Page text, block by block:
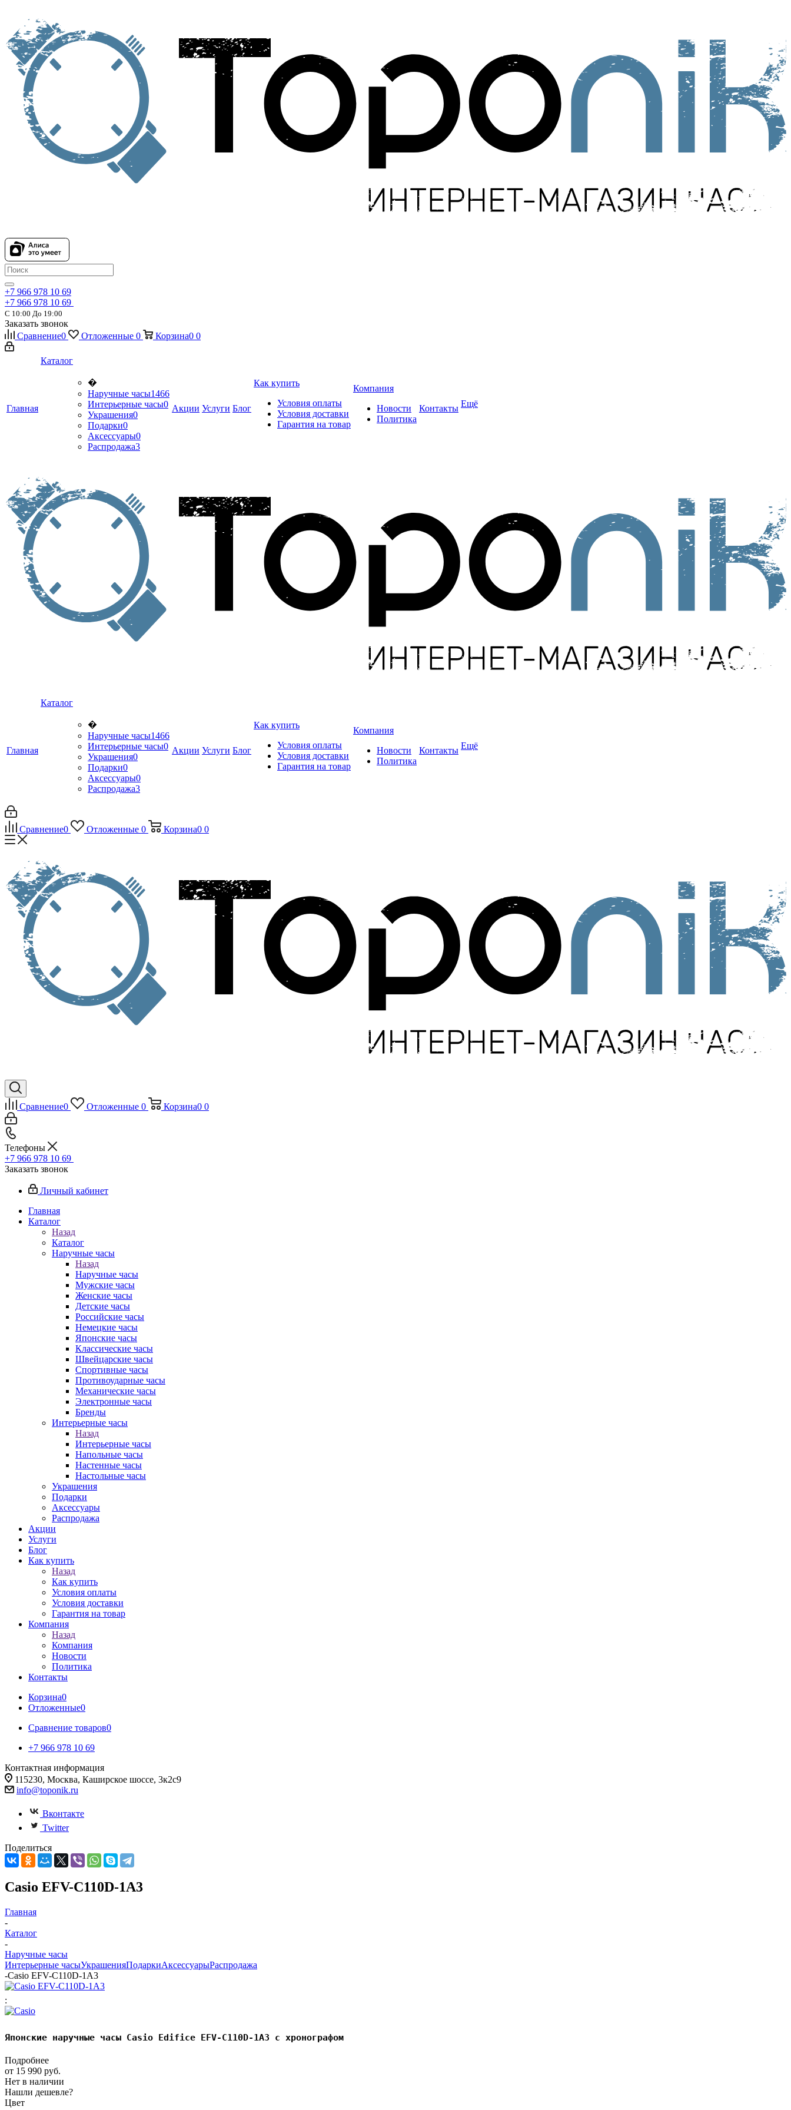
+7 966 978 10 69
+7 966 978 10 69
С 10:00 До 19:00
Заказать звонок
Сравнение0 Отложенные 0 Корзина0 0
Главная
Каталог
�
Наручные часы1466
Интерьерные часы0
Украшения0
Подарки0
Аксессуары0
Распродажа3
Акции Услуги Блог
Как купить
Условия оплаты
Условия доставки
Гарантия на товар
Компания
Новости
Политика
Контакты Ещё
Главная
Каталог
�
Наручные часы1466
Интерьерные часы0
Украшения0
Подарки0
Аксессуары0
Распродажа3
Акции Услуги Блог
Как купить
Условия оплаты
Условия доставки
Гарантия на товар
Компания
Новости
Политика
Контакты Ещё
Сравнение0 Отложенные 0 Корзина0 0
Сравнение0 Отложенные 0 Корзина0 0
Телефоны
+7 966 978 10 69
Заказать звонок
Личный кабинет
Главная
Каталог
Назад
Каталог
Наручные часы
Назад
Наручные часы
Мужские часы
Женские часы
Детские часы
Российские часы
Немецкие часы
Японские часы
Классические часы
Швейцарские часы
Спортивные часы
Противоударные часы
Механические часы
Электронные часы
Бренды
Интерьерные часы
Назад
Интерьерные часы
Напольные часы
Настенные часы
Настольные часы
Украшения
Подарки
Аксессуары
Распродажа
Акции
Услуги
Блог
Как купить
Назад
Как купить
Условия оплаты
Условия доставки
Гарантия на товар
Компания
Назад
Компания
Новости
Политика
Контакты
Корзина0
Отложенные0
Сравнение товаров0
+7 966 978 10 69
Контактная информация
115230, Москва, Каширское шоссе, 3к2с9
info@toponik.ru
Вконтакте
Twitter
Поделиться
Casio EFV-C110D-1A3
Главная
-
Каталог
-
Наручные часы
Интерьерные часыУкрашенияПодаркиАксессуарыРаспродажа
-Casio EFV-C110D-1A3
:
Японские наручные часы Casio Edifice EFV-C110D-1A3 с хронографом
Подробнее
от 15 990 руб.
Нет в наличии
Нашли дешевле?
Цвет